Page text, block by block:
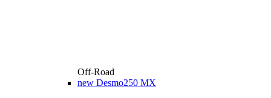
Off-Road
new Desmo250 MX